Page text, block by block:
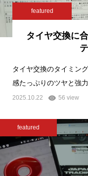
featured
タイヤ交換に
タイヤ交換のタイミン
感たっぷりのツヤと強
2025.10.22 56 view
featured